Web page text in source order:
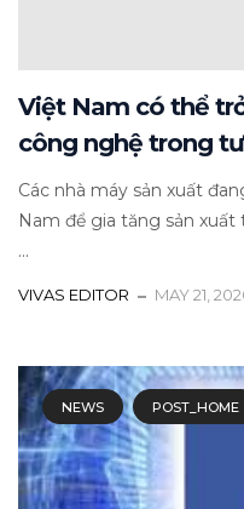
Việt Nam có thể
công nghệ trong
Các nhà máy sản xuất
Nam để gia tăng sản
...
VIVAS EDITOR MAY 21,
NEWS POST_HOME